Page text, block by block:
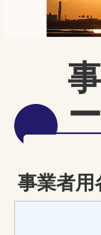
事業者